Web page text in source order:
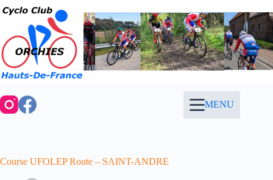
Passer
au
contenu
MENU
Course UFOLEP Route – SAINT-ANDRE